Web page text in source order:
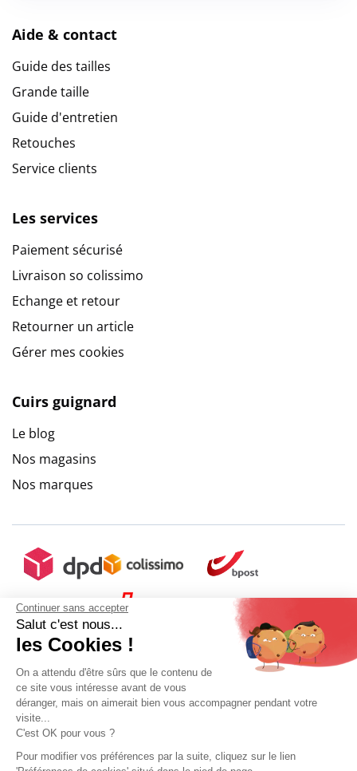
Continuer sans accepter
Salut c'est nous...
les Cookies !
On a attendu d'être sûrs que le contenu de
ce site vous intéresse avant de vous
déranger, mais on aimerait bien vous accompagner pendant votre
visite...
C'est OK pour vous ?
Pour modifier vos préférences par la suite, cliquez sur le lien
Aide & contact
Guide des tailles
Grande taille
Guide d'entretien
Retouches
Service clients
Les services
Paiement sécurisé
Livraison so colissimo
Echange et retour
Retourner un article
Gérer mes cookies
Cuirs guignard
Le blog
Nos magasins
Nos marques